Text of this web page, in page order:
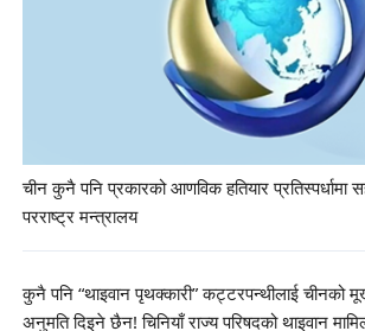
चीन कुनै पनि प्रकारको आणविक हतियार प्रतिस्पर्धामा
परराष्ट्र मन्त्रालय
कुनै पनि “थाइवान पृथक्कारी” कट्टरपन्थीलाई चीनको
अनुमति दिइने छैन! चिनियाँ राज्य परिषदको थाइवान